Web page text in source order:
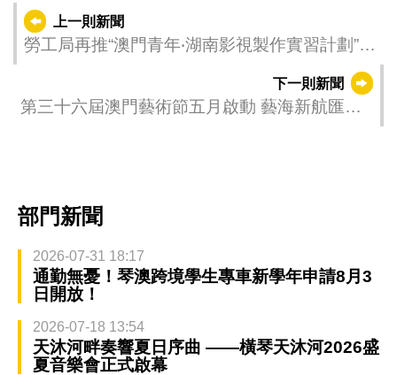
上一則新聞
勞工局再推“澳門青年‧湖南影視製作實習計劃”
下一則新聞
第三十六屆澳門藝術節五月啟動 藝海新航匯絲
部門新聞
2026-07-31 18:17
通勤無憂！琴澳跨境學生專車新學年申請8月3
日開放！
2026-07-18 13:54
天沐河畔奏響夏日序曲 ——橫琴天沐河2026盛
夏音樂會正式啟幕